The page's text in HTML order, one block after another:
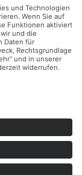
Dresden.
Volksbank